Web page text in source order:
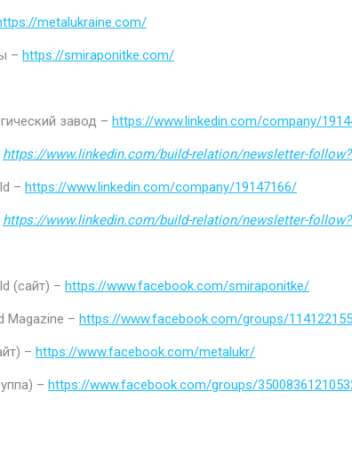
metalukraine.com/
– https://smiraponitke.com/
завод – https://www.linkedin.com/company/
https://www.linkedin.com/build-relation/newsletter-
– https://www.linkedin.com/company/19147166/
https://www.linkedin.com/build-relation/newsletter-
(сайт) – https://www.facebook.com/smiraponitke/
Magazine – https://www.facebook.com/groups/
– https://www.facebook.com/metalukr/
– https://www.facebook.com/groups/